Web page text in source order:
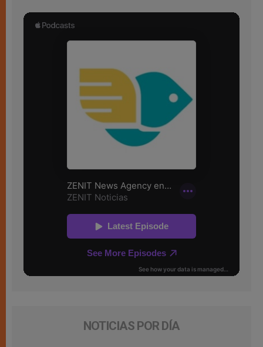
NOTICIAS POR DÍA